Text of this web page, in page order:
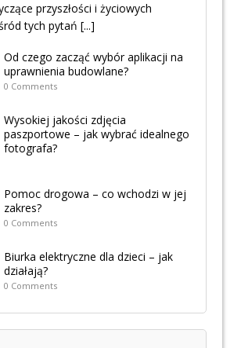
przyszłości i życiowych
tych pytań [...]
Od czego zacząć wybór aplikacji na
uprawnienia budowlane?
0 Comments
Wysokiej jakości zdjęcia
paszportowe – jak wybrać idealnego
fotografa?
Pomoc drogowa – co wchodzi w jej
zakres?
0 Comments
Biurka elektryczne dla dzieci – jak
działają?
0 Comments